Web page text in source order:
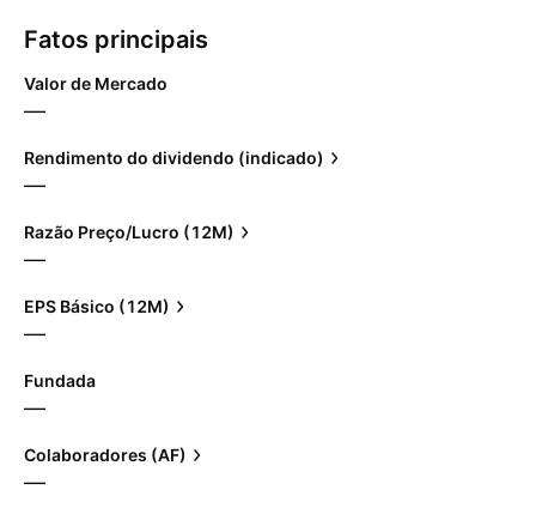
Fatos principais
Valor de Mercado
—
Rendimento do dividendo (indicado)
—
Razão Preço/Lucro (12M)
—
EPS Básico (12M)
—
Fundada
—
Colaboradores (AF)
—